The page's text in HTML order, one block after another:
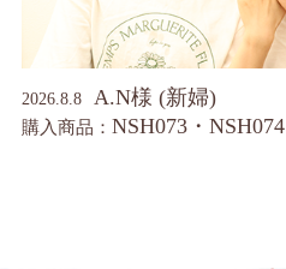
2026.8.8 A.N様 (新婦)
購入商品： NSH073・NSH074